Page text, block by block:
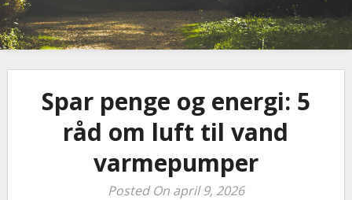
Spar penge og energi: 5
råd om luft til vand
varmepumper
Posted On april 9, 2026